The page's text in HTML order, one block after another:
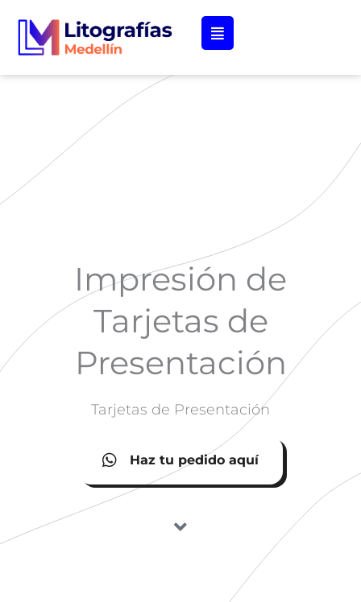
contenido
Impresión de
Tarjetas de
Presentación
Tarjetas de Presentación
Haz tu pedido aquí